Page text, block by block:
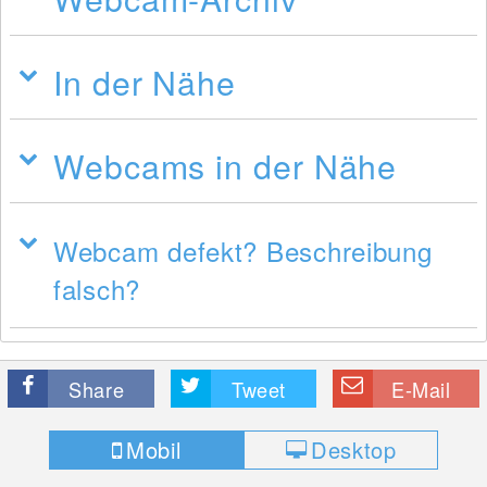
In der Nähe
Webcams in der Nähe
Webcam defekt? Beschreibung
falsch?
Share Tweet E-Mail
Mobil Desktop